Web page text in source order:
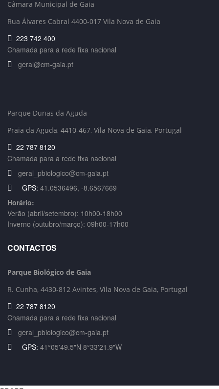
Câmara Municipal de Gaia
Rua Álvares Cabral 4400-017 Vila Nova de Gaia
223 742 400
Chamada para a rede fixa nacional
geral@cm-gaia.pt
Parque Dunas da Aguda
Praia da Aguda, 4410-467, Vila Nova de Gaia, Portugal
22 787 8120
Chamada para a rede fixa nacional
geral_pbiologico@cm-gaia.pt
GPS: 41.0536496, -8.6567669
Horário:
Verão (abril/setembro): 10h00-18h00
Inverno (outubro/março): 09h00-17h00
CONTACTOS
Parque Biológico de Gaia
R. Cunha, 4430-812 Avintes, Vila Nova de Gaia, Portugal
22 787 8120
Chamada para a rede fixa nacional
geral_pbiologico@cm-gaia.pt
GPS: 41°05'49.5"N 8°33'21.9"W